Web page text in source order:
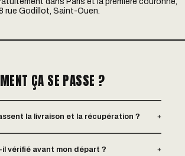
rue Godillot, Saint-Ouen.
ÇA SE PASSE ?
la livraison et la récupération ? +
vérifié avant mon départ ? +